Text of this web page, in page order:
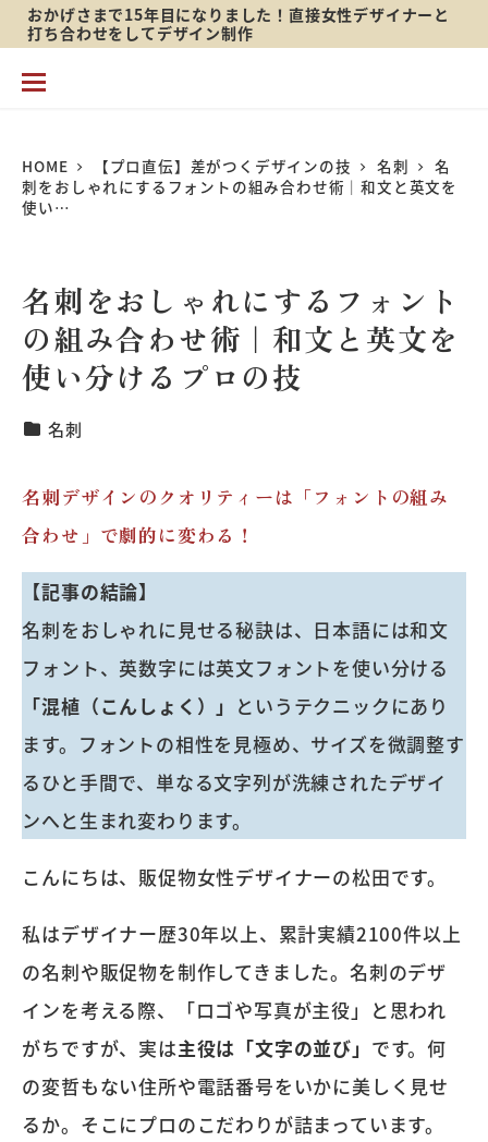
イ
おかげさまで15年目になりました！直接女性デザイナーと
打ち合わせをしてデザイン制作
HOME 【プロ直伝】差がつくデザインの技 名刺
名
刺をおしゃれにするフォントの組み合わせ術｜和文と英文を
使い…
名刺をおしゃれにするフォント
の組み合わせ術｜和文と英文を
使い分けるプロの技
【プロ直伝】差がつくカテゴリ
名刺
名刺デザインのクオリティーは「フォントの組み
合わせ」で劇的に変わる！
【記事の結論】
名刺をおしゃれに見せる秘訣は、日本語には和文
フォント、英数字には英文フォントを使い分ける
「混植（こんしょく）」 というテクニックにあり
ます。フォントの相性を見極め、サイズを微調整す
るひと手間で、単なる文字列が洗練されたデザイ
ンへと生まれ変わります。
こんにちは、販促物女性デザイナーの松田です。
私はデザイナー歴30年以上、累計実績2100件以上
の名刺や販促物を制作してきました。名刺のデザ
インを考える際、「ロゴや写真が主役」と思われ
がちですが、実は主役は「文字の並び」 です。何
の変哲もない住所や電話番号をいかに美しく見せ
るか。そこにプロのこだわりが詰まっています。